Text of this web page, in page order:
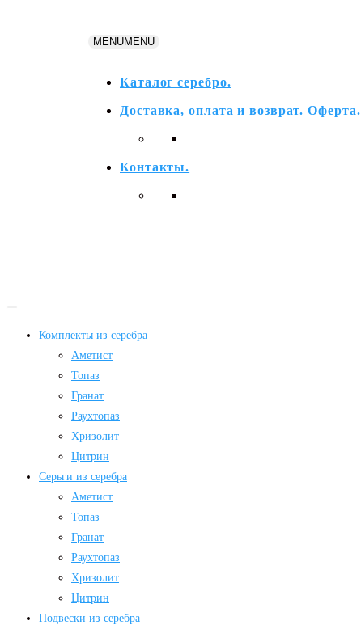
MENUMENU
Каталог серебро.
Доставка, оплата и возврат. Оферта.
Контакты.
Комплекты из серебра
Аметист
Топаз
Гранат
Раухтопаз
Хризолит
Цитрин
Серьги из серебра
Аметист
Топаз
Гранат
Раухтопаз
Хризолит
Цитрин
Подвески из серебра